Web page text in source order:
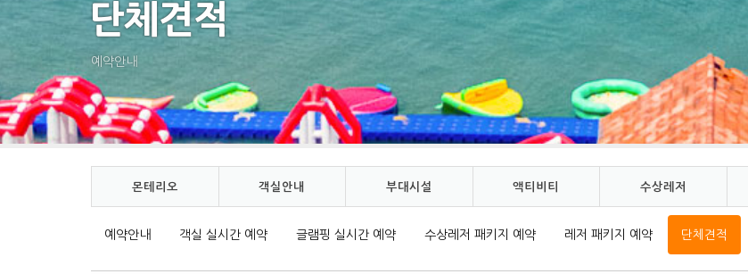
단체견적
예약안내
몬테리오 객실안내 부대시설 액티비티 수상레저
예약안내 객실 실시간 예약 글램핑 실시간 예약 수상레저 패키지 예약 레저 패키지 예약 단체견적